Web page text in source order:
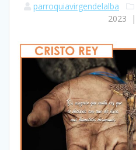
parroquiavirgendelalba
2023 |